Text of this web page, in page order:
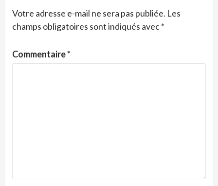
Votre adresse e-mail ne sera pas publiée. Les
champs obligatoires sont indiqués avec*
Commentaire*